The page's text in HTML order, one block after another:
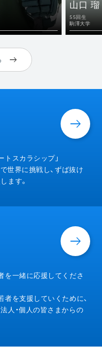
山口 瑠
55回生
駒澤大学
トスカラシップ」
世界に挑戦し、ずば抜け
ます。
を一緒に応援してくださ
を支援していくために、
人・個人の皆さまからの